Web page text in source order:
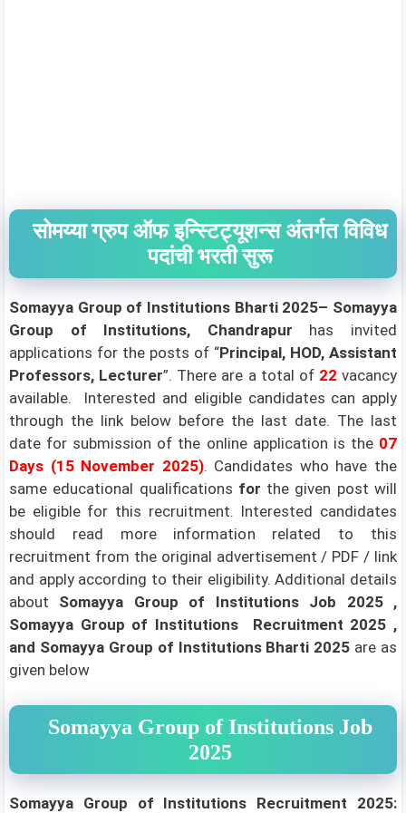
सोमय्या ग्रुप ऑफ इन्स्टिट्यूशन्स अंतर्गत विविध
पदांची भरती सुरू
Somayya Group of Institutions Bharti 2025– Somayya
Group of Institutions, Chandrapur has invited
applications for the posts of “Principal, HOD, Assistant
Professors, Lecturer”. There are a total of 22 vacancy
available. Interested and eligible candidates can apply
through the link below before the last date. The last
date for submission of the online application is the 07
Days (15 November 2025). Candidates who have the
same educational qualifications for the given post will
be eligible for this recruitment. Interested candidates
should read more information related to this
recruitment from the original advertisement / PDF / link
and apply according to their eligibility.Additional details
about Somayya Group of Institutions
Job 2025 ,
Somayya Group of Institutions Recruitment 2025 ,
and Somayya Group of Institutions Bharti 2025 are as
given below
Somayya Group of Institutions Job
2025
Somayya Group of Institutions Recruitment 2025: